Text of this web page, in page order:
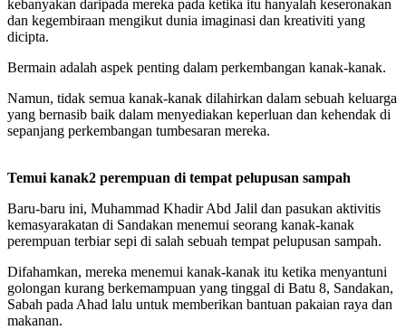
kebanyakan daripada mereka pada ketika itu hanyalah keseronakan
dan kegembiraan mengikut dunia imaginasi dan kreativiti yang
dicipta.
Bermain adalah aspek penting dalam perkembangan kanak-kanak.
Namun, tidak semua kanak-kanak dilahirkan dalam sebuah keluarga
yang bernasib baik dalam menyediakan keperluan dan kehendak di
sepanjang perkembangan tumbesaran mereka.
Temui kanak2 perempuan di tempat pelupusan sampah
Baru-baru ini, Muhammad Khadir Abd Jalil dan pasukan aktivitis
kemasyarakatan di Sandakan menemui seorang kanak-kanak
perempuan terbiar sepi di salah sebuah tempat pelupusan sampah.
Difahamkan, mereka menemui kanak-kanak itu ketika menyantuni
golongan kurang berkemampuan yang tinggal di Batu 8, Sandakan,
Sabah pada Ahad lalu untuk memberikan bantuan pakaian raya dan
makanan.